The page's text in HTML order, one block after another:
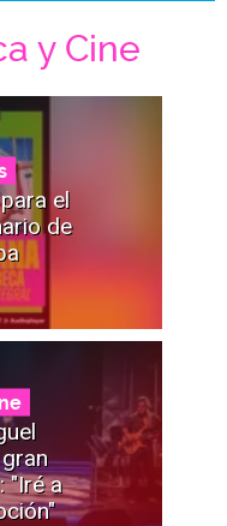
y Cine
el
de
"Iré a